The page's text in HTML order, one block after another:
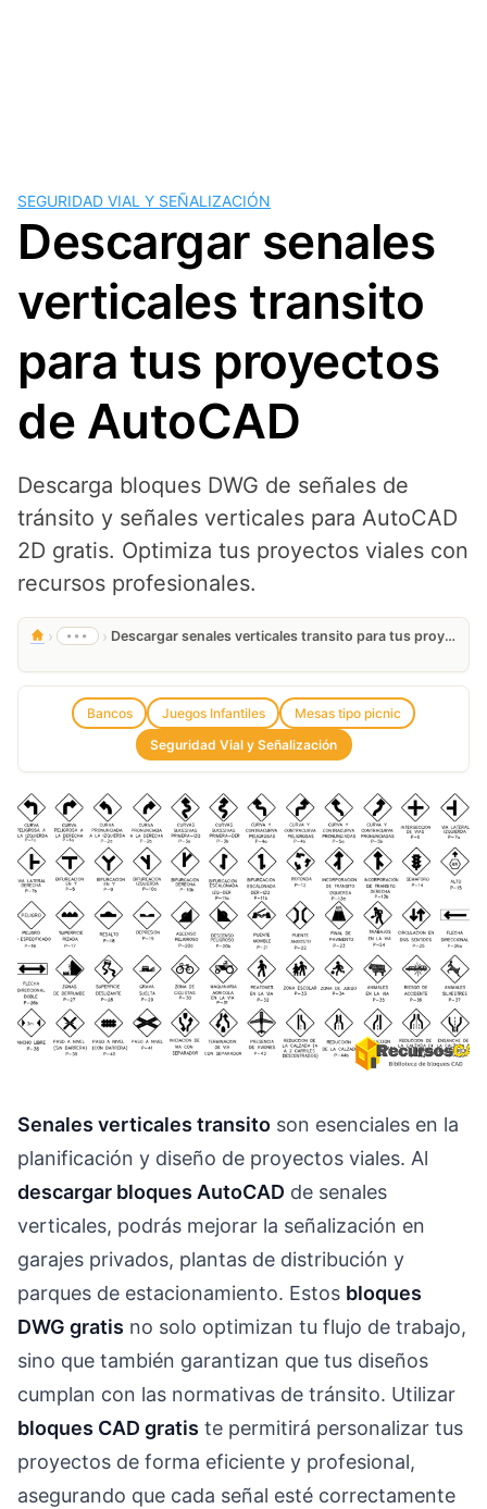
SEGURIDAD VIAL Y SEÑALIZACIÓN
Descargar senales
verticales transito
para tus proyectos
de AutoCAD
Descarga bloques DWG de señales de
tránsito y señales verticales para AutoCAD
2D gratis. Optimiza tus proyectos viales con
recursos profesionales.
› ••• › Descargar senales verticales transito para tus proyectos de AutoCAD
Bancos Juegos Infantiles
Mesas tipo picnic
Seguridad Vial y Señalización
Senales verticales transito son esenciales en la
planificación y diseño de proyectos viales. Al
descargar bloques AutoCAD de senales
verticales, podrás mejorar la señalización en
garajes privados, plantas de distribución y
parques de estacionamiento. Estos bloques
DWG gratis no solo optimizan tu flujo de trabajo,
sino que también garantizan que tus diseños
cumplan con las normativas de tránsito. Utilizar
bloques CAD gratis te permitirá personalizar tus
proyectos de forma eficiente y profesional,
asegurando que cada señal esté correctamente